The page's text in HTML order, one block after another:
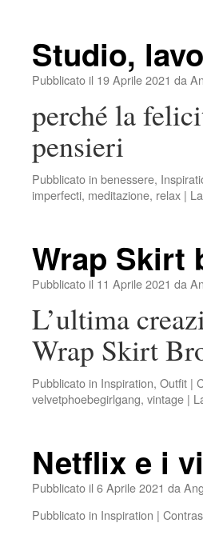
Studio,
Pubblicato il 19 Aprile 2021 da
perché la
pensieri
Pubblicato in benessere,
imperfecti, meditazione, relax |
Wrap Skirt
Pubblicato il 11 Aprile 2021 da
L’ultima
Wrap Skirt
Pubblicato in Inspiration, Outfit |
velvetphoebegirlgang, vintage |
Netflix e i
Pubblicato il 6 Aprile 2021 da
Pubblicato in Inspiration |